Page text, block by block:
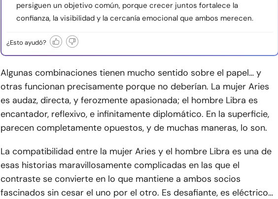
persiguen un objetivo común, porque crecer juntos fortalece la
confianza, la visibilidad y la cercanía emocional que ambos merecen.
¿Esto ayudó?
Algunas combinaciones tienen mucho sentido sobre el papel… y
otras funcionan precisamente porque no deberían. La mujer Aries
es audaz, directa, y ferozmente apasionada; el hombre Libra es
encantador, reflexivo, e infinitamente diplomático. En la superficie,
parecen completamente opuestos, y de muchas maneras, lo son.
La compatibilidad entre la mujer Aries y el hombre Libra es una de
esas historias maravillosamente complicadas en las que el
contraste se convierte en lo que mantiene a ambos socios
fascinados sin cesar el uno por el otro. Es desafiante, es eléctrico…